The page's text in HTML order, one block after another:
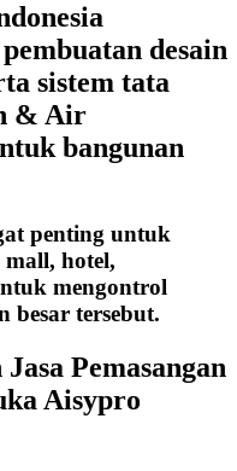
desain
sistem tata
& Air
bangunan
penting untuk
mall, hotel,
mengontrol
besar tersebut.
Pemasangan
Aisypro